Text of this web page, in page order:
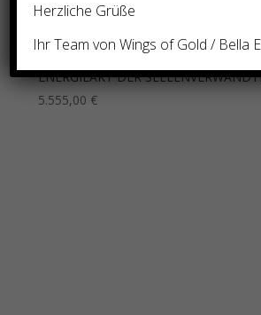
ENERGIEAKT DER
5.555,00 €
Herzliche Grüße
Ihr Team von Wings of Gold / Bella